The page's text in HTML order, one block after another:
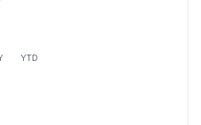
YTD